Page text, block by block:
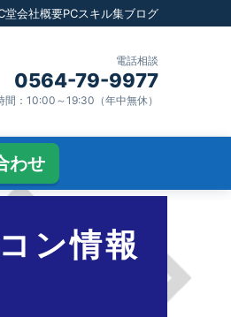
堂会社概要PCスキル集ブログ
電話相談
0564-79-9977
間：10:00～19:30（年中無休）
わせ
ン情報